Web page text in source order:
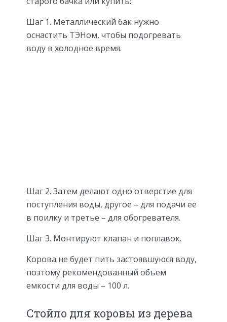
Шаг 1. Металлический бак нужно
оснастить ТЭНом, чтобы подогревать
воду в холодное время.
Шаг 2. Затем делают одно отверстие для
поступления воды, другое – для подачи ее
в поилку и третье – для обогревателя.
Шаг 3. Монтируют клапан и поплавок.
Корова не будет пить застоявшуюся воду,
поэтому рекомендованный объем
емкости для воды – 100 л.
Стойло для коровы из дерева